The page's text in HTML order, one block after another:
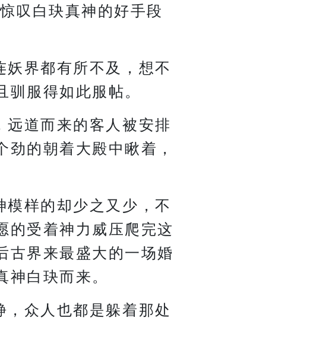
叹白玦真神的好手段
界都有所不及，想不
服得如此服帖。
远道而来的客人被安排
的朝着大殿中瞅着，
样的却少之又少，不
的受着神力威压爬完这
古界来最盛大的一场婚
白玦而来。
众人也都是躲着那处